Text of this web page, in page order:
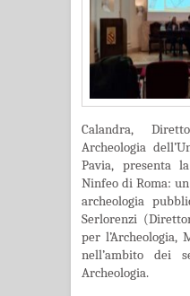
Calandra,
Archeologia
Pavia, presenta
Ninfeo di Roma:
archeologia
Serlorenzi
per l’Archeologia,
nell’ambito dei
Archeologia.